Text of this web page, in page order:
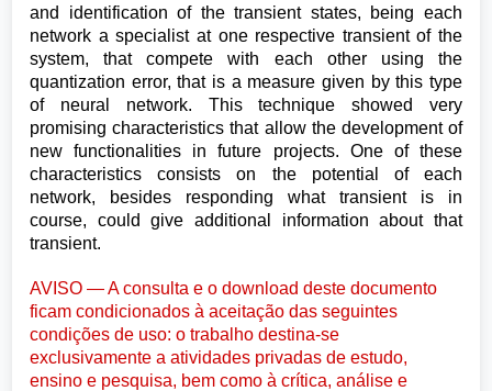
and identification of the transient states, being each
network a specialist at one respective transient of the
system, that compete with each other using the
quantization error, that is a measure given by this type
of neural network. This technique showed very
promising characteristics that allow the development of
new functionalities in future projects. One of these
characteristics consists on the potential of each
network, besides responding what transient is in
course, could give additional information about that
transient.
AVISO — A consulta e o download deste documento
ficam condicionados à aceitação das seguintes
condições de uso: o trabalho destina-se
exclusivamente a atividades privadas de estudo,
ensino e pesquisa, bem como à crítica, análise e